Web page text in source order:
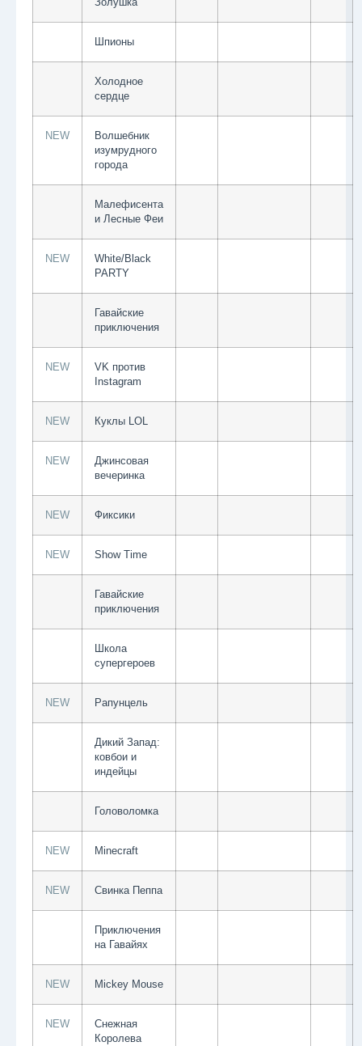
Золушка
Шпионы
Холодное
сердце
NEW
Волшебник
изумрудного
города
Малефисента
и Лесные Феи
NEW
White/Black
PARTY
Гавайские
приключения
NEW
VK против
Instagram
NEW Куклы LOL
NEW
Джинсовая
вечеринка
NEW Фиксики
NEW Show Time
Гавайские
приключения
Школа
супергероев
NEW Рапунцель
Дикий Запад:
ковбои и
индейцы
Головоломка
NEW Minecraft
NEW Свинка Пеппа
Приключения
на Гавайях
NEW Мickey Mouse
NEW
Снежная
Королева